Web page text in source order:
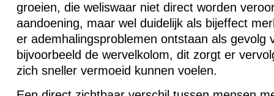
groeien, die weliswaar niet direct worden
aandoening, maar wel duidelijk als bijeffect
er ademhalingsproblemen ontstaan als gevolg
bijvoorbeeld de wervelkolom, dit zorgt er
zich sneller vermoeid kunnen voelen.